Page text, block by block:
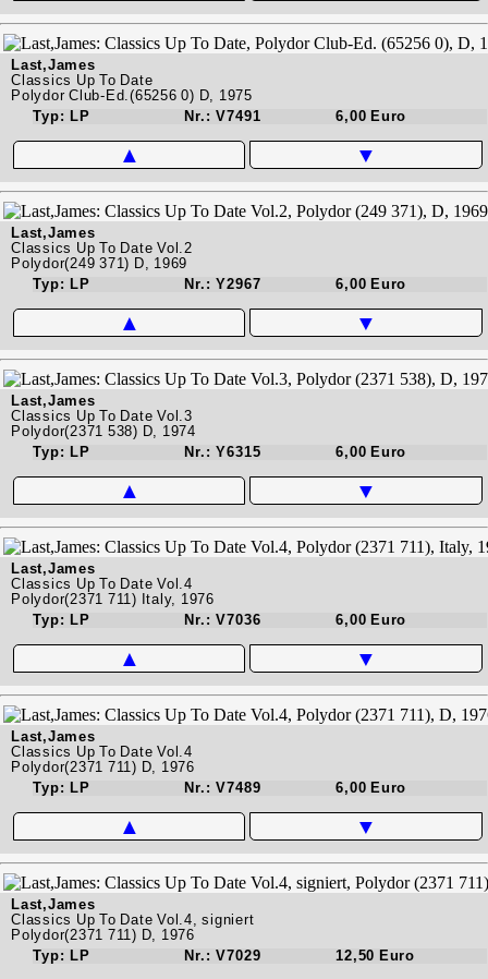
Last,James
Classics Up To Date
Polydor Club-Ed.(65256 0) D, 1975
Typ: LP
Nr.: V7491 6,00 Euro
▲ ▼
Last,James
Classics Up To Date Vol.2
Polydor(249 371) D, 1969
Typ: LP
Nr.: Y2967 6,00 Euro
▲ ▼
Last,James
Classics Up To Date Vol.3
Polydor(2371 538) D, 1974
Typ: LP
Nr.: Y6315 6,00 Euro
▲ ▼
Last,James
Classics Up To Date Vol.4
Polydor(2371 711) Italy, 1976
Typ: LP
Nr.: V7036 6,00 Euro
▲ ▼
Last,James
Classics Up To Date Vol.4
Polydor(2371 711) D, 1976
Typ: LP
Nr.: V7489 6,00 Euro
▲ ▼
Last,James
Classics Up To Date Vol.4, signiert
Polydor(2371 711) D, 1976
Typ: LP
Nr.: V7029 12,50 Euro